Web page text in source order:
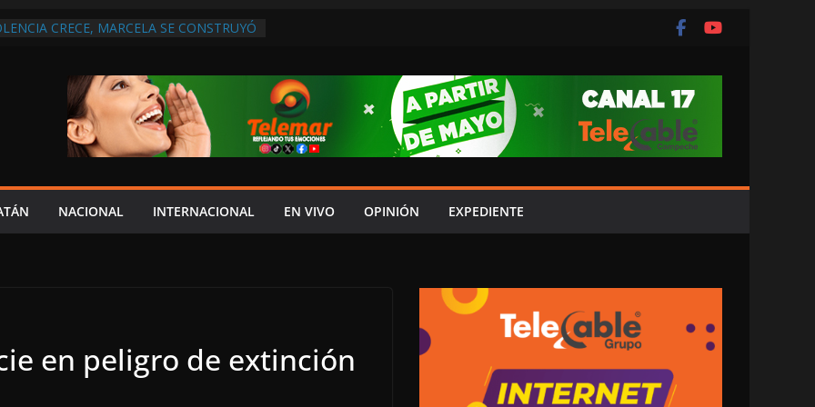
CRECE, MARCELA SE CONSTRUYÓ
EMPLEOS
NO PAGA A PROVEEDORES, PEMEX LA
HAY UN PROYECTO PARA
CULTURAL MULTIFUNCIONAL EN EL
MÉDICA PARA FIJAR
RESPONSABLE DEL ACCIDENTE
NACIONAL INTERNACIONAL EN VIVO OPINIÓN EXPEDIENTE
en peligro de extinción